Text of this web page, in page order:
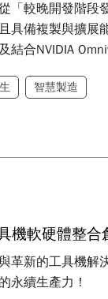
「較晚開發階
具備複製與擴展
結合NVIDIA
智慧製造
機軟硬體整
革新的工具機解
永續生產力！